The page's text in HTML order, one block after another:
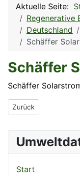
Aktuelle Seite:
Regenerative
Deutschland
Schäffer
Schäffer
Schäffer
Vorheriger Beitrag:
Zurück
Start